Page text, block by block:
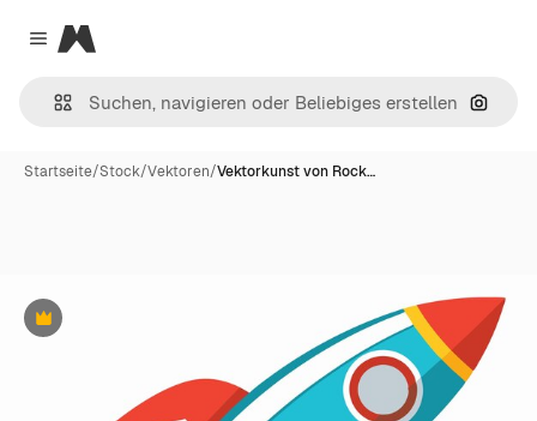
Close menu
Magnific
Nach
Startseite/Stock/Vektoren/Vektorkunst von Rock…
Premium